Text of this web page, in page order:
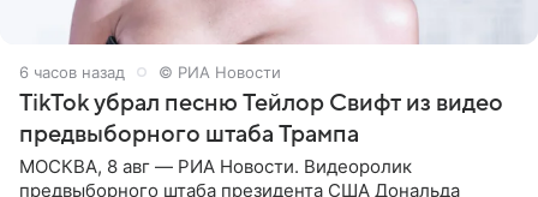
6 часов назад © РИА Новости
TikTok убрал песню Тейлор Свифт из видео
предвыборного штаба Трампа
МОСКВА, 8 авг — РИА Новости. Видеоролик
предвыборного штаба президента США Дональда